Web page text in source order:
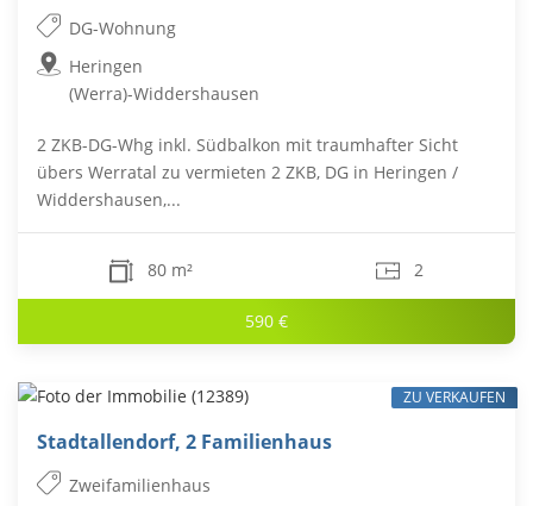
DG-Wohnung
Heringen
(Werra)-Widdershausen
2 ZKB-DG-Whg inkl. Südbalkon mit traumhafter Sicht
übers Werratal zu vermieten 2 ZKB, DG in Heringen /
Widdershausen,...
80 m² 2
590 €
Stadtallendorf, 2 Familienhaus
Zweifamilienhaus
ZU VERKAUFEN